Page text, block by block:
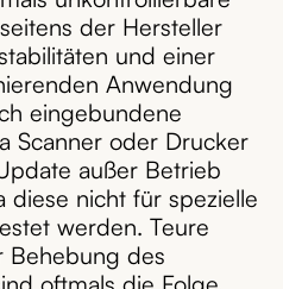
der Hersteller
und einer
Anwendung
eingebundene
Scanner oder Drucker
außer Betrieb
diese nicht für spezielle
werden. Teure
Behebung des